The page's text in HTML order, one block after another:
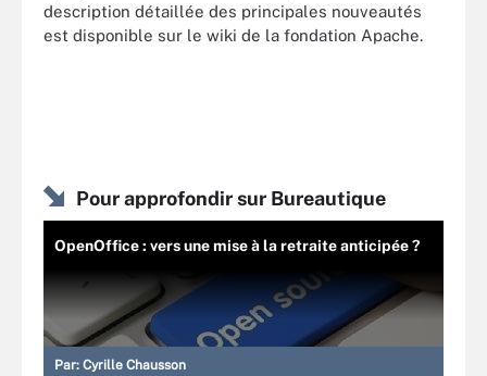
description détaillée des principales nouveautés
est disponible sur le wiki de la fondation Apache.
Pour approfondir sur Bureautique
OpenOffice : vers une mise à la retraite anticipée ?
Par: Cyrille Chausson